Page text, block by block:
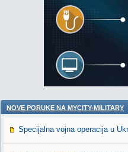
NOVE PORUKE NA MYCITY-MILITARY
Specijalna vojna operacija u